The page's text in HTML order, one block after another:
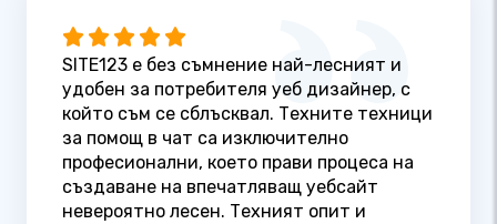
SITE123 е без съмнение най-лесният и
удобен за потребителя уеб дизайнер, с
който съм се сблъсквал. Техните техници
за помощ в чат са изключително
професионални, което прави процеса на
създаване на впечатляващ уебсайт
невероятно лесен. Техният опит и